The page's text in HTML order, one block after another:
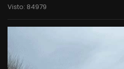
Visto: 84979